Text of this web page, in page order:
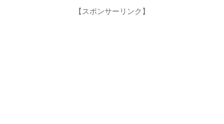
【スポンサーリンク】